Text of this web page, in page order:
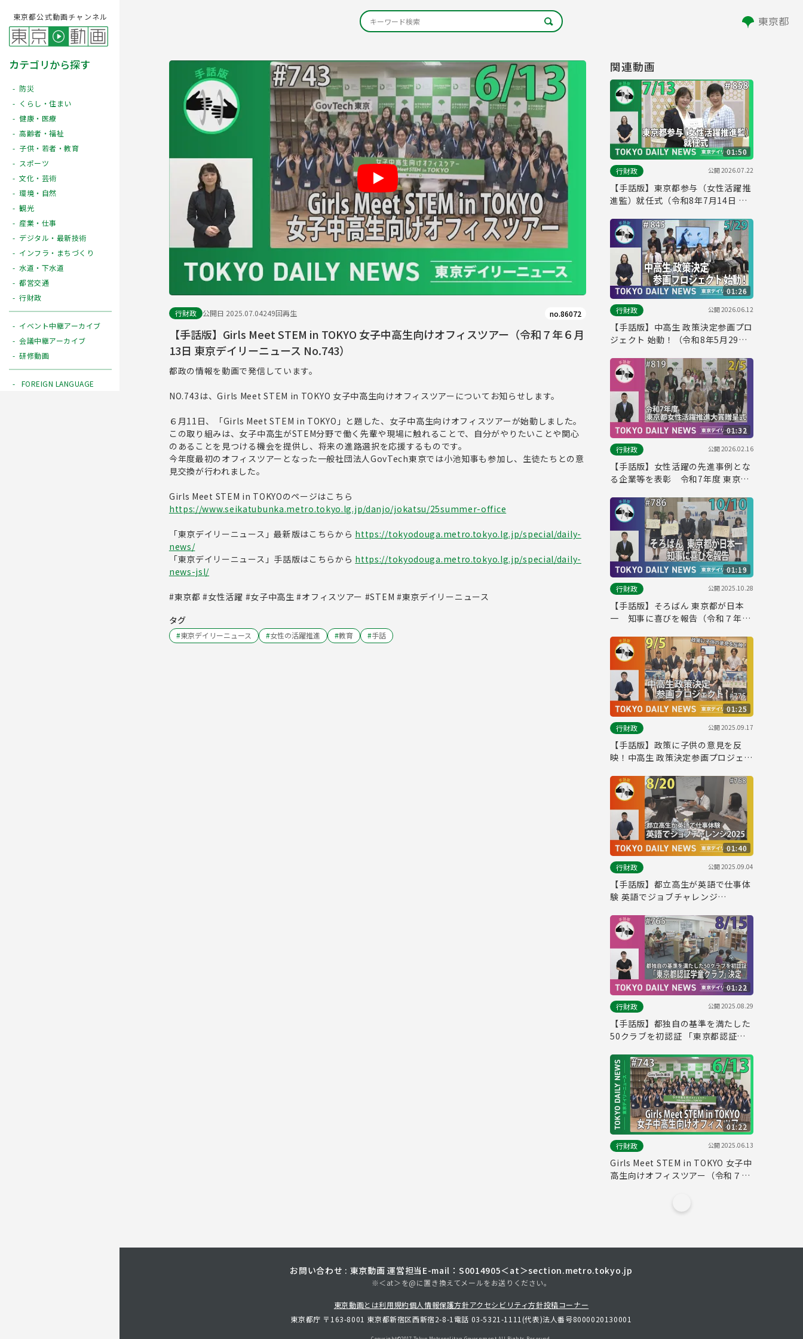
東京都公式動画チャンネル
カテゴリから探す
防災
くらし・住まい
健康・医療
高齢者・福祉
子供・若者・教育
スポーツ
文化・芸術
環境・自然
観光
産業・仕事
デジタル・最新技術
インフラ・まちづくり
水道・下水道
都営交通
行財政
イベント中継アーカイブ
会議中継アーカイブ
研修動画
FOREIGN LANGUAGE
行財政 公開日 2025.07.04249回再生 no.86072
【手話版】Girls Meet STEM in TOKYO 女子中高生向けオフィスツアー（令和７年６月
13日 東京デイリーニュース No.743）
都政の情報を動画で発信しています。
NO.743は、Girls Meet STEM in TOKYO 女子中高生向けオフィスツアーについてお知らせします。
６月11日、「Girls Meet STEM in TOKYO」と題した、女子中高生向けオフィスツアーが始動しました。
この取り組みは、女子中高生がSTEM分野で働く先輩や現場に触れることで、自分がやりたいことや関心
のあることを見つける機会を提供し、将来の進路選択を応援するものです。
今年度最初のオフィスツアーとなった一般社団法人GovTech東京では小池知事も参加し、生徒たちとの意
見交換が行われました。
Girls Meet STEM in TOKYOのページはこちら
https://www.seikatubunka.metro.tokyo.lg.jp/danjo/jokatsu/25summer-office
「東京デイリーニュース」最新版はこちらから https://tokyodouga.metro.tokyo.lg.jp/special/daily-
news/
「東京デイリーニュース」手話版はこちらから https://tokyodouga.metro.tokyo.lg.jp/special/daily-
news-jsl/
#東京都 #女性活躍 #女子中高生 #オフィスツアー #STEM #東京デイリーニュース
タグ
#東京デイリーニュース #女性の活躍推進 #教育 #手話
関連動画
01:50
行財政
公開2026.07.22
【手話版】東京都参与（女性活躍推
進監）就任式（令和8年7月14日 東
01:26
行財政
公開2026.06.12
【手話版】中高生 政策決定参画プロ
ジェクト 始動！（令和8年5月29日
01:32
行財政
公開2026.02.16
【手話版】女性活躍の先進事例とな
る企業等を表彰 令和7年度 東京都
2月5日 東京デイリーニュース
No.819）
01:19
行財政
公開2025.10.28
【手話版】そろばん 東京都が日本
一 知事に喜びを報告（令和７年10
No.786）
01:25
行財政
公開2025.09.17
【手話版】政策に子供の意見を反
映！中高生 政策決定参画プロジェク
ニュース No.775）
01:40
行財政
公開2025.09.04
【手話版】都立高生が英語で仕事体
験 英語でジョブチャレンジ
リーニュース No.768）
01:22
行財政
公開2025.08.29
【手話版】都独自の基準を満たした
50クラブを初認証 「東京都認証学
東京デイリーニュース No.765）
01:22
行財政
公開2025.06.13
Girls Meet STEM in TOKYO 女子中
高生向けオフィスツアー（令和７年
お問い合わせ : 東京動画 運営担当 E-mail：S0014905＜at＞section.metro.tokyo.jp
※＜at＞を@に置き換えてメールをお送りください。
東京動画とは利用規約個人情報保護方針アクセシビリティ方針投稿コーナー
東京都庁 〒163-8001 東京都新宿区西新宿2-8-1 電話 03-5321-1111(代表)法人番号8000020130001